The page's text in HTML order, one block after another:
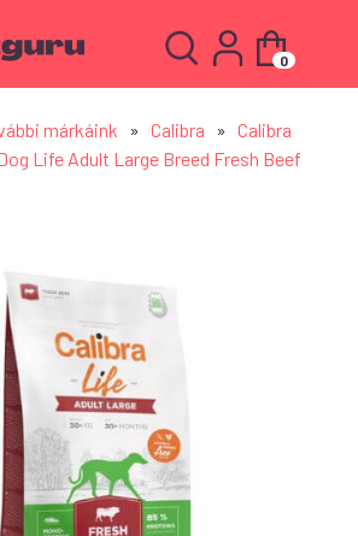
0
márkáink » Calibra » Calibra
Life Adult Large Breed Fresh Beef